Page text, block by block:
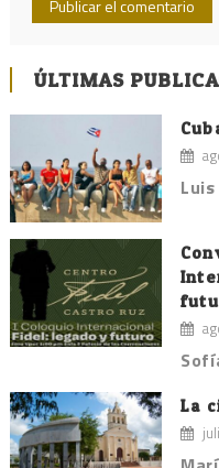
ÚLTIMAS
La